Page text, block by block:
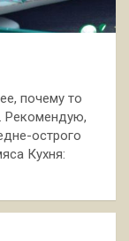
почему то
Рекомендую,
острого
Кухня: